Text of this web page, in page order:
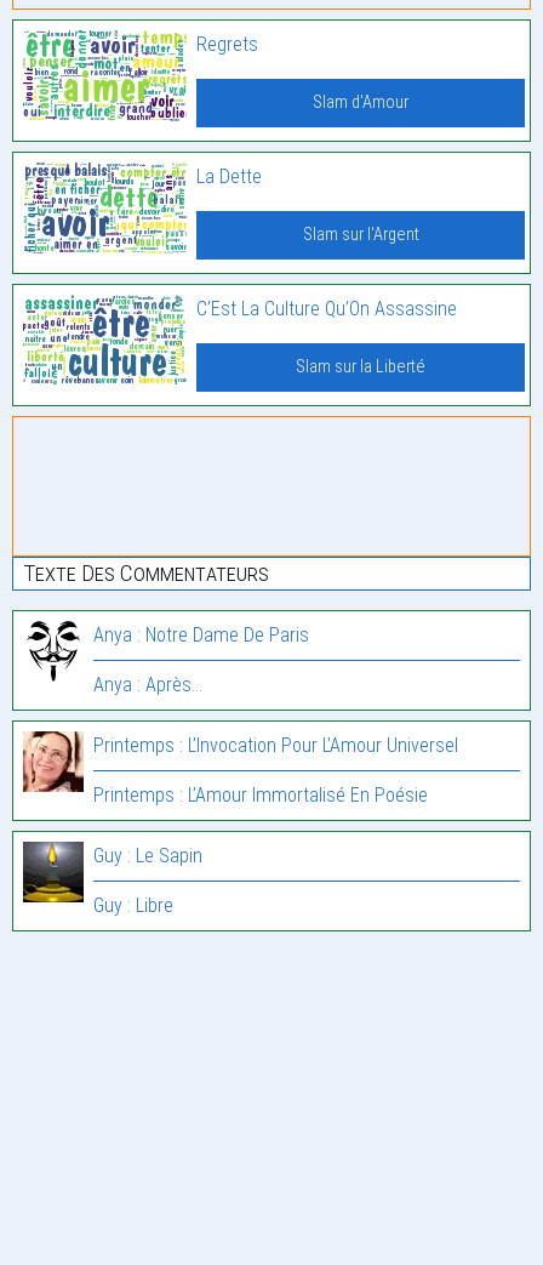
Regrets
Slam d'Amour
La Dette
Slam sur l'Argent
C’Est La Culture Qu’On Assassine
Slam sur la Liberté
Texte Des Commentateurs
Anya : Notre Dame De Paris
Anya : Après…
Printemps : L’Invocation Pour L’Amour Universel
Printemps : L’Amour Immortalisé En Poésie
Guy : Le Sapin
Guy : Libre